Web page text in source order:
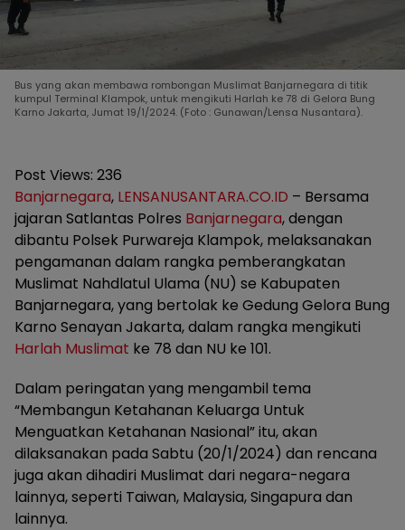
Bus yang akan membawa rombongan Muslimat Banjarnegara di titik
kumpul Terminal Klampok, untuk mengikuti Harlah ke 78 di Gelora Bung
Karno Jakarta, Jumat 19/1/2024. (Foto : Gunawan/Lensa Nusantara).
Post Views: 236
Banjarnegara, LENSANUSANTARA.CO.ID – Bersama
jajaran Satlantas Polres Banjarnegara, dengan
dibantu Polsek Purwareja Klampok, melaksanakan
pengamanan dalam rangka pemberangkatan
Muslimat Nahdlatul Ulama (NU) se Kabupaten
Banjarnegara, yang bertolak ke Gedung Gelora Bung
Karno Senayan Jakarta, dalam rangka mengikuti
Harlah Muslimat ke 78 dan NU ke 101.
Dalam peringatan yang mengambil tema
“Membangun Ketahanan Keluarga Untuk
Menguatkan Ketahanan Nasional” itu, akan
dilaksanakan pada Sabtu (20/1/2024) dan rencana
juga akan dihadiri Muslimat dari negara-negara
lainnya, seperti Taiwan, Malaysia, Singapura dan
lainnya.